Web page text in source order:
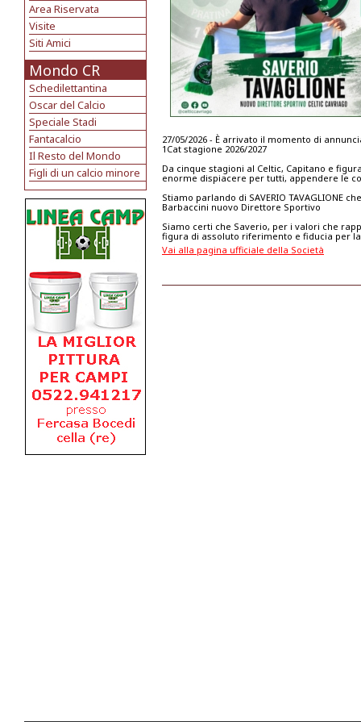
Area Riservata
Visite
Siti Amici
Mondo CR
Schedilettantina
Oscar del Calcio
Speciale Stadi
Fantacalcio
Il Resto del Mondo
Figli di un calcio minore
27/05/2026 - È arrivato il momento di
1Cat stagione 2026/2027
Da cinque stagioni al Celtic, Capitano e
enorme dispiacere per tutti, appendere le
Stiamo parlando di SAVERIO TAVAGLIONE
Barbaccini nuovo Direttore Sportivo
Siamo certi che Saverio, per i valori che
figura di assoluto riferimento e fiducia per
Vai alla pagina ufficiale della Società